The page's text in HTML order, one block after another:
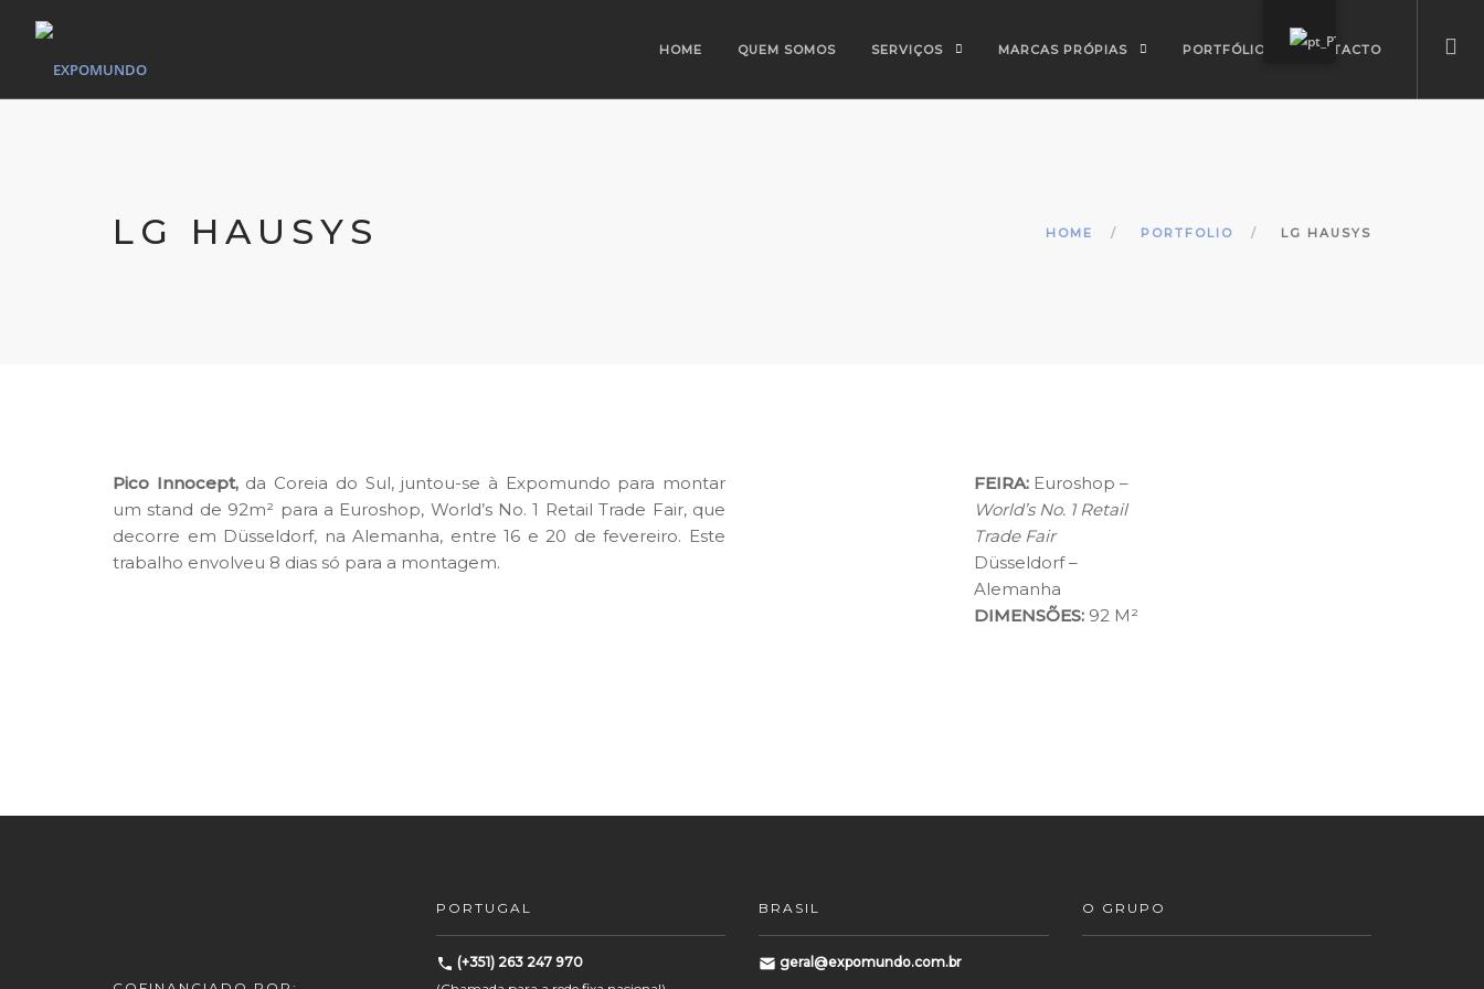
HOME QUEM SOMOS SERVIÇOS MARCAS PRÓPIAS PORTFÓLIO CONTACTO
LG HAUSYS HOME PORTFOLIO LG HAUSYS
Pico Innocept,da Coreia do Sul, juntou-se à Expomundo para montar
um stand de 92m² para a Euroshop, World’s No. 1 Retail Trade Fair, que
decorre em Düsseldorf, na Alemanha, entre 16 e 20 de fevereiro. Este
trabalho envolveu 8 dias só para a montagem.
FEIRA: Euroshop –
World’s No. 1 Retail
Trade Fair
Düsseldorf –
Alemanha
DIMENSÕES: 92 M²
PORTUGAL
(+351) 263 247 970
BRASIL
geral@expomundo.com.br
O GRUPO